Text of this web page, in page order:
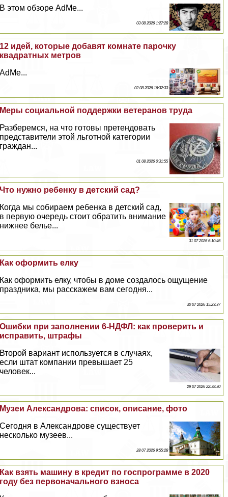
В этом обзоре AdMe...
03 08 2026 1:27:28
12 идей, которые добавят комнате парочку
квадратных метров
AdMe...
02 08 2026 16:32:33
Меры социальной поддержки ветеранов труда
Разберемся, на что готовы претендовать
представители этой льготной категории
граждан...
01 08 2026 0:31:55
Что нужно ребенку в детский сад?
Когда мы собираем ребенка в детский сад,
в первую очередь стоит обратить внимание
нижнее белье...
31 07 2026 6:10:46
Как оформить елку
Как оформить елку, чтобы в доме создалось ощущение
праздника, мы расскажем вам сегодня...
30 07 2026 15:23:37
Ошибки при заполнении 6-НДФЛ: как проверить и
исправить, штрафы
Второй вариант используется в случаях,
если штат компании превышает 25
человек...
29 07 2026 22:38:30
Музеи Александрова: список, описание, фото
Сегодня в Александрове существует
несколько музеев...
28 07 2026 9:55:28
Как взять машину в кредит по госпрограмме в 2020
году без первоначального взноса